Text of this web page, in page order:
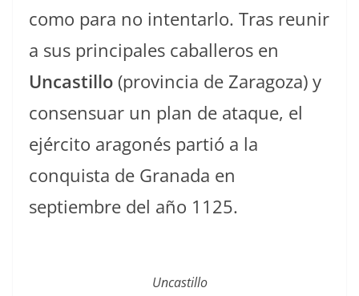
como para no intentarlo. Tras reunir
a sus principales caballeros en
Uncastillo (provincia de Zaragoza) y
consensuar un plan de ataque, el
ejército aragonés partió a la
conquista de Granada en
septiembre del año 1125.
Uncastillo